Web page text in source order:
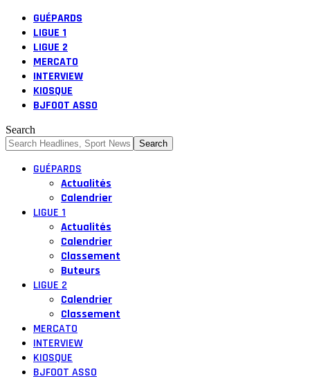
GUÉPARDS
LIGUE 1
LIGUE 2
MERCATO
INTERVIEW
KIOSQUE
BJFOOT ASSO
Search
GUÉPARDS
Actualités
Calendrier
LIGUE 1
Actualités
Calendrier
Classement
Buteurs
LIGUE 2
Calendrier
Classement
MERCATO
INTERVIEW
KIOSQUE
BJFOOT ASSO